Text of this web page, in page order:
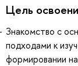
Цель
Знакомство с
подходами к
формировании